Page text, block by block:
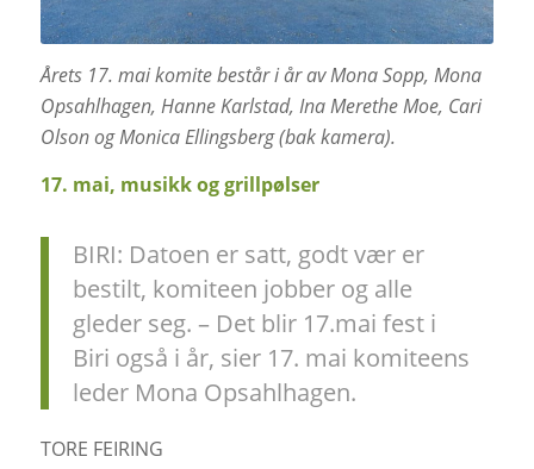
Årets 17. mai komite består i år avMona Sopp, Mona
Opsahlhagen, Hanne Karlstad, Ina Merethe Moe, Cari
Olson og Monica Ellingsberg (bak kamera).
17. mai, musikk og grillpølser
BIRI: Datoen er satt, godt vær er
bestilt, komiteen jobber og alle
gleder seg. – Det blir 17.mai fest i
Biri også i år, sier 17. mai komiteens
leder Mona Opsahlhagen.
TORE FEIRING